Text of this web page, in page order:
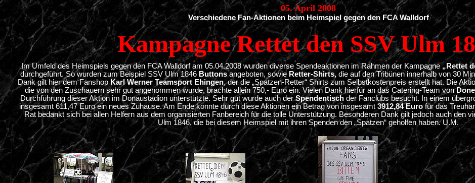
05. April 2008
Verschiedene Fan-Aktionen beim Heimspiel gegen den FCA Walldorf
Kampagne Rettet den SSV Ulm
Im Umfeld des Heimspiels gegen den FCA Walldorf am 05.04.2008 wurden diverse Spendeaktionen im Rahmen der Kampagne „Rettet
durchgeführt. So wurden zum Beispiel SSV Ulm 1846 Buttonsangeboten, sowie Retter-Shirts, die auf den Tribünen innerhalb von 30
Dank gilt hier dem Fanshop Karl Werner Teamsport Ehingen, der die „Spatzen-Retter“ Shirts zum Selbstkostenpreis erstellt hat. Die
die von den Zuschauern sehr gut angenommen wurde, brachte allein 750,- Euro ein. Vielen Dank hierfür an das Catering-Team von
Durchführung dieser Aktion im Donaustadion unterstützte. Sehr gut wurde auch derSpendentisch der Fanclubs besucht. In einem
insgesamt 611,47 Euro ein neues Zuhause. Am Ende konnte durch diese Aktionen ein Betrag von insgesamt 3912,84 Eurofür das
Rat bedankt sich bei allen Helfern aus dem organisierten Fanbereich für die tolle Unterstützung. Besonderen Dank gilt jedoch auch den
Ulm 1846, die bei diesem Heimspiel mit ihren Spenden den „Spatzen“ geholfen haben. U.M.